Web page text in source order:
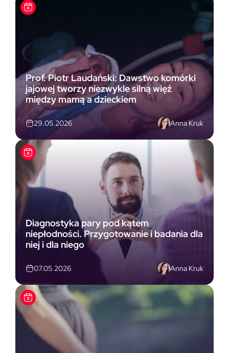
Prof. Piotr Laudański: Dawstwo komórki
jajowej tworzy niezwykle silną więź
między mamą a dzieckiem
29.05.2026 Anna Kruk
Diagnostyka pary pod kątem
niepłodności. Przygotowanie i badania dla
niej i dla niego
07.05.2026 Anna Kruk